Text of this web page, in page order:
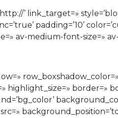
’ link_target=»
padding=’10’
av-medium-font-size=»
row_boxshadow_color=»
highlight_size=» border=»